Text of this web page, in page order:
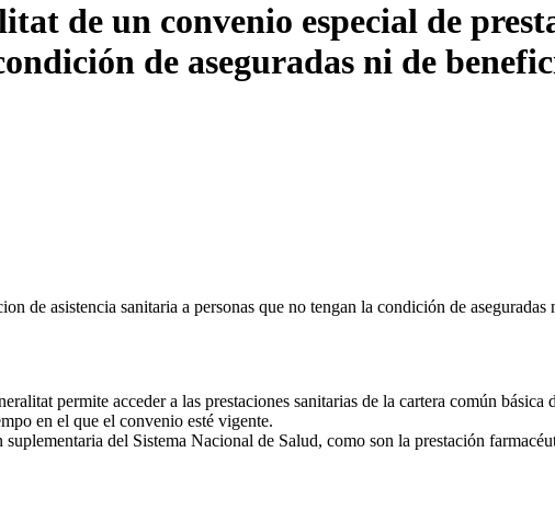
de un convenio especial de
de aseguradas ni de
de asistencia sanitaria a personas que no tengan la condición de
permite acceder a las prestaciones sanitarias de la cartera común
en el que el convenio esté vigente.
del Sistema Nacional de Salud, como son la prestación